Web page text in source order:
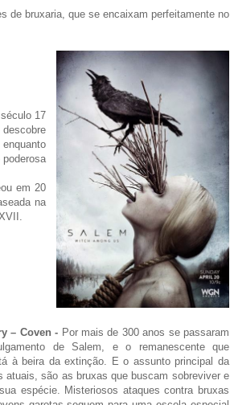
de bruxaria, que se encaixam perfeitamente no
17
descobre
em 20
na
– Coven - Por mais de 300 anos se passaram
de Salem, e o remanescente que
à beira da extinção. E o assunto principal da
atuais, são as bruxas que buscam sobreviver e
espécie. Misteriosos ataques contra bruxas